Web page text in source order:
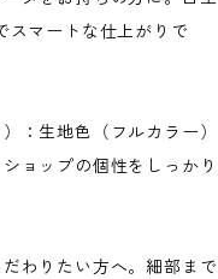
スマートな仕上がりで
：生地色（フルカラー）
ョップの個性をしっかり
わりたい方へ。細部まで